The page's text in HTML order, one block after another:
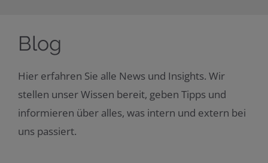
Blog
Hier erfahren Sie alle News und Insights. Wir
stellen unser Wissen bereit, geben Tipps und
informieren über alles, was intern und extern bei
uns passiert.